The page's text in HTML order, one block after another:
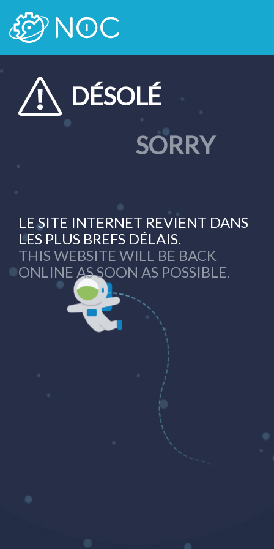
DÉSOLÉ
SORRY
LE SITE INTERNET REVIENT DANS
LES PLUS BREFS DÉLAIS.
THIS WEBSITE WILL BE BACK
ONLINE AS SOON AS POSSIBLE.